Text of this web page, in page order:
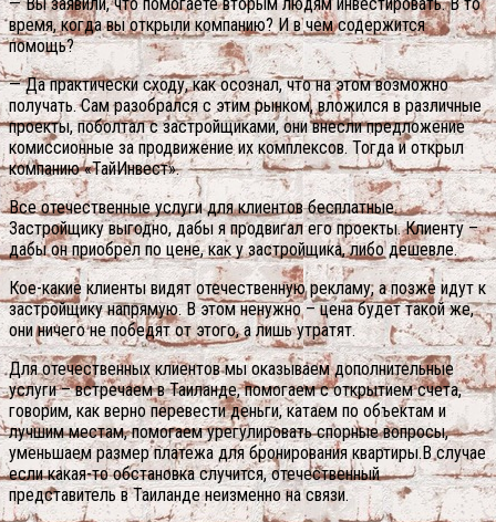
— Вы заявили, что помогаете вторым людям инвестировать. В то
время, когда вы открыли компанию? И в чем содержится
помощь?
— Да практически сходу, как осознал, что на этом возможно
получать. Сам разобрался с этим рынком, вложился в различные
проекты, поболтал с застройщиками, они внесли предложение
комиссионные за продвижение их комплексов. Тогда и открыл
компанию «ТайИнвест».
Все отечественные услуги для клиентов бесплатные.
Застройщику выгодно, дабы я продвигал его проекты. Клиенту –
дабы он приобрел по цене, как у застройщика, либо дешевле.
Кое-какие клиенты видят отечественную рекламу, а позже идут к
застройщику напрямую. В этом ненужно – цена будет такой же,
они ничего не победят от этого, а лишь утратят.
Для отечественных клиентов мы оказываем дополнительные
услуги – встречаем в Таиланде, помогаем с открытием счета,
говорим, как верно перевести деньги, катаем по объектам и
лучшим местам, помогаем урегулировать спорные вопросы,
уменьшаем размер платежа для бронирования квартиры.В случае
если какая-то обстановка случится, отечественный
представитель в Таиланде неизменно на связи.